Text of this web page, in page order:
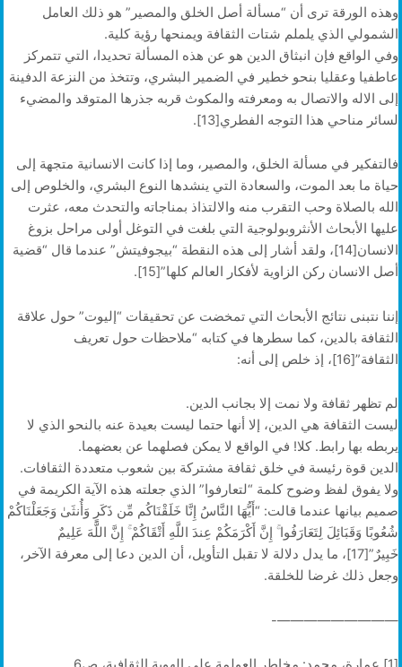
وهذه الورقة ترى أن “مسألة أصل الخلق والمصير” هو ذلك العامل
الشمولي الذي يلملم شتات الثقافة ويمنحها رؤية كلية.
وفي الواقع فإن انبثاق الدين هو عن هذه المسألة تحديدا، التي تتمركز
عاطفيا وعقليا بنحو خطير في الضمير البشري، وتتخذ من النزعة الدفينة
إلى الاله والاتصال به ومعرفته والمكوث قربه جذرها المتوقد والمضيء
لسائر مناحي هذا التوجه الفطري[13].
فالتفكير في مسألة الخلق، والمصير، وما إذا كانت الانسانية متجهة إلى
حياة ما بعد الموت، والسعادة التي ينشدها النوع البشري، والخلوص إلى
الله بالصلاة وحب التقرب منه والالتذاذ بمناجاته والتحدث معه، عثرت
عليها الأبحاث الأنثروبولوجية التي بلغت في التوغل أولى مراحل بزوغ
الانسان[14]، ولقد أشار إلى هذه النقطة “بيجوفيتش” عندما قال “قضية
أصل الانسان ركن الزاوية لأفكار العالم كلها”[15].
إننا نتبنى نتائج الأبحاث التي تمخضت عن تحقيقات “إليوت” حول علاقة
الثقافة بالدين، كما سطرها في كتابه “ملاحظات حول تعريف
الثقافة”[16]، إذ خلص إلى أنه:
لم تظهر ثقافة ولا نمت إلا بجانب الدين.
ليست الثقافة هي الدين، إلا أنها حتما ليست بعيدة عنه بالنحو الذي لا
يربطه بها رابط. كلا! في الواقع لا يمكن فصلهما عن بعضهما.
الدين قوة رئيسة في خلق ثقافة مشتركة بين شعوب متعددة الثقافات.
ولا يفوق لفظ وضوح كلمة “لتعارفوا” الذي جعلته هذه الآية الكريمة في
صميم بيانها عندما قالت: “أَيُّهَا النَّاسُ إِنَّا خَلَقْنَاكُم مِّن ذَكَرٍ وَأُنثَىٰ وَجَعَلْنَاكُمْ
شُعُوبًا وَقَبَائِلَ لِتَعَارَفُوا ۚ إِنَّ أَكْرَمَكُمْ عِندَ اللَّهِ أَتْقَاكُمْ ۚ إِنَّ اللَّهَ عَلِيمٌ
خَبِيرٌ”[17]، ما يدل دلالة لا تقبل التأويل، أن الدين دعا إلى معرفة الآخر،
وجعل ذلك غرضا للخلقة.
—————————-